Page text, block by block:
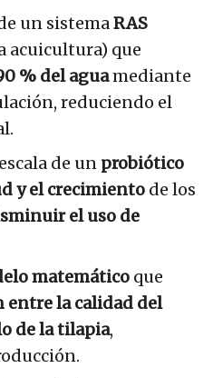
un sistemaRAS
acuicultura) que
% del aguamediante
reduciendo el
de un probiótico
y el crecimientode los
el uso de
matemáticoque
entre la calidad del
de la tilapia,